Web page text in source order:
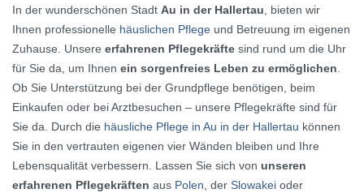
In der wunderschönen Stadt Au in der Hallertau, bieten wir
Ihnen professionelle häuslichen Pflege und Betreuung im eigenen
Zuhause. Unsere erfahrenen Pflegekräfte sind rund um die Uhr
für Sie da, um Ihnen ein sorgenfreies Leben zu ermöglichen.
Ob Sie Unterstützung bei der Grundpflege benötigen, beim
Einkaufen oder bei Arztbesuchen – unsere Pflegekräfte sind für
Sie da. Durch die häusliche Pflege in Au in der Hallertau können
Sie in den vertrauten eigenen vier Wänden bleiben und Ihre
Lebensqualität verbessern. Lassen Sie sich von unseren
erfahrenen Pflegekräften aus Polen, der Slowakei oder